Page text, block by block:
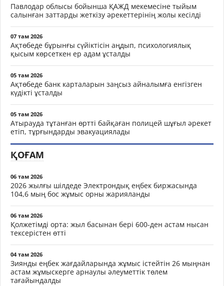
Павлодар облысы бойынша ҚАЖД мекемесіне тыйым
салынған заттарды жеткізу әрекеттерінің жолы кесілді
07 там 2026
Ақтөбеде бұрынғы сүйіктісін аңдып, психологиялық
қысым көрсеткен ер адам ұсталды
05 там 2026
Ақтөбеде банк карталарын заңсыз айналымға енгізген
күдікті ұсталды
05 там 2026
Атырауда тұтанған өртті байқаған полицей шұғыл әрекет
етіп, тұрғындарды эвакуациялады
ҚОҒАМ
06 там 2026
2026 жылғы шілдеде Электрондық еңбек биржасында
104,6 мың бос жұмыс орны жарияланды
06 там 2026
Қолжетімді орта: жыл басынан бері 600-ден астам нысан
тексерістен өтті
04 там 2026
Зиянды еңбек жағдайларында жұмыс істейтін 26 мыңнан
астам жұмыскерге арнаулы әлеуметтік төлем
тағайындалды